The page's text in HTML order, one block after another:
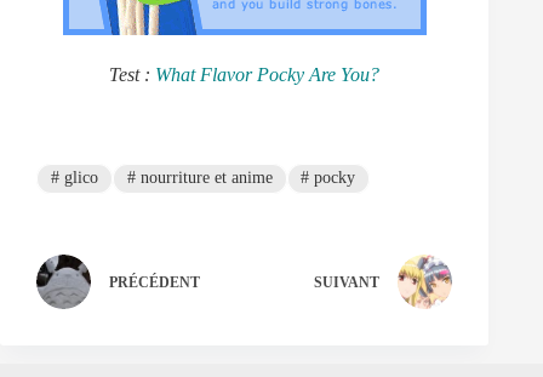
Test : What Flavor Pocky Are You?
#glico #nourriture et anime # pocky
PRÉCÉDENT SUIVANT